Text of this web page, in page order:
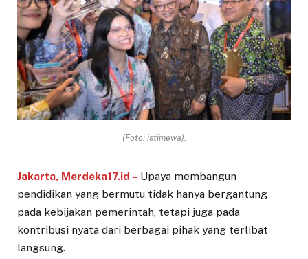
(Foto: istimewa).
Jakarta, Merdeka17.id – Upaya membangun
pendidikan yang bermutu tidak hanya bergantung
pada kebijakan pemerintah, tetapi juga pada
kontribusi nyata dari berbagai pihak yang terlibat
langsung.